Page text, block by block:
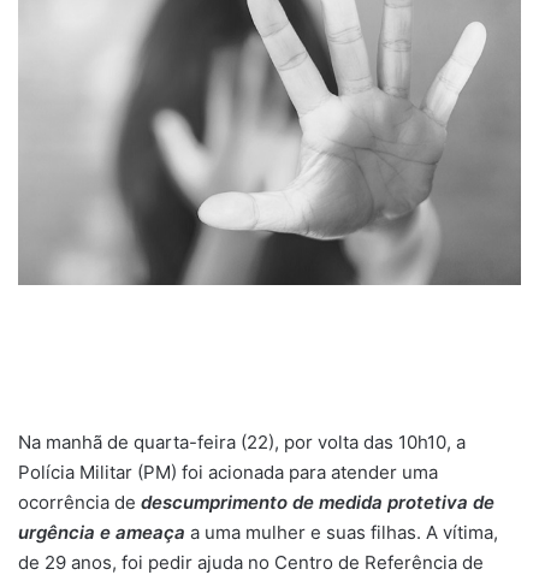
Na manhã de quarta-feira (22), por volta das 10h10, a
Polícia Militar (PM) foi acionada para atender uma
ocorrência de descumprimento de medida protetiva de
urgência e ameaça a uma mulher e suas filhas. A vítima,
de 29 anos, foi pedir ajuda no Centro de Referência de